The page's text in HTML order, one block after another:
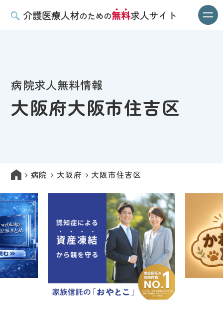
病院求人無料情報
大阪府大阪市住吉区
病院 大阪府 大阪市住吉区